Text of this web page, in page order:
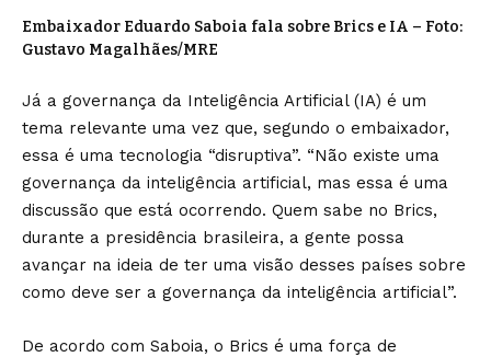
Embaixador Eduardo Saboia fala sobre Brics e IA – Foto:
Gustavo Magalhães/MRE
Já a governança da Inteligência Artificial (IA) é um
tema relevante uma vez que, segundo o embaixador,
essa é uma tecnologia “disruptiva”. “Não existe uma
governança da inteligência artificial, mas essa é uma
discussão que está ocorrendo. Quem sabe no Brics,
durante a presidência brasileira, a gente possa
avançar na ideia de ter uma visão desses países sobre
como deve ser a governança da inteligência artificial”.
De acordo com Saboia, o Brics é uma força de